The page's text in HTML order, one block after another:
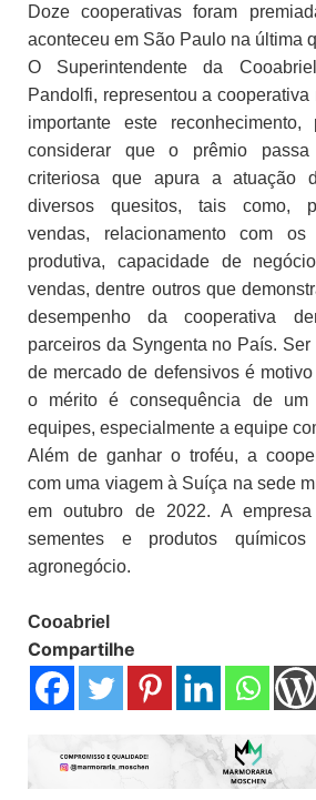
Doze cooperativas foram
aconteceu em São Paulo na última
O Superintendente da
Pandolfi, representou a cooperativa
importante este reconhecimento,
considerar que o prêmio
criteriosa que apura a atuação
diversos quesitos, tais como,
vendas, relacionamento com
produtiva, capacidade de
vendas, dentre outros que
desempenho da cooperativa
parceiros da Syngenta no País.
de mercado de defensivos é
o mérito é consequência de um
equipes, especialmente a equipe
Além de ganhar o troféu, a
com uma viagem à Suíça na sede
em outubro de 2022. A
sementes e produtos
agronegócio.
Cooabriel
Compartilhe